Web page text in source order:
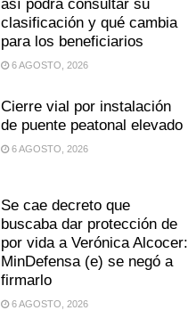
así podrá consultar su
clasificación y qué cambia
para los beneficiarios
6 AGOSTO, 2026
Cierre vial por instalación
de puente peatonal elevado
6 AGOSTO, 2026
Se cae decreto que
buscaba dar protección de
por vida a Verónica Alcocer:
MinDefensa (e) se negó a
firmarlo
6 AGOSTO, 2026